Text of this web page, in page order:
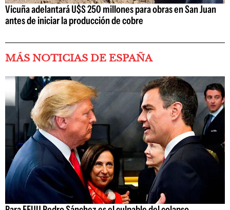
Vicuña adelantará U$S 250 millones para obras en San Juan
antes de iniciar la producción de cobre
MÁS NOTICIAS DE ESPAÑA